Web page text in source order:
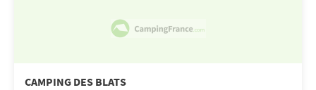
CAMPING DES BLATS